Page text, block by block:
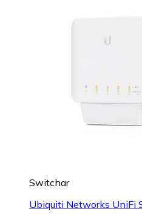
Switchar
Ubiquiti Networks UniFi